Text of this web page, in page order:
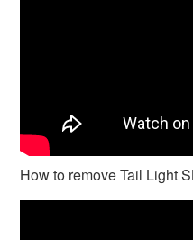
How to remove Tail Light